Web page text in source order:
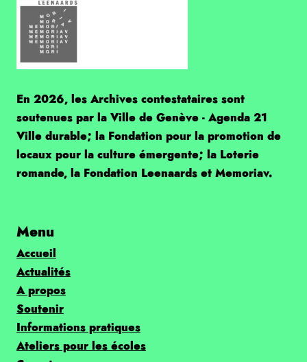
En 2026, les Archives contestataires sont
soutenues par la Ville de Genève - Agenda 21
Ville durable; la Fondation pour la promotion de
locaux pour la culture émergente; la Loterie
romande, la Fondation Leenaards et Memoriav.
Menu
Accueil
Actualités
A propos
Soutenir
Informations pratiques
Ateliers pour les écoles